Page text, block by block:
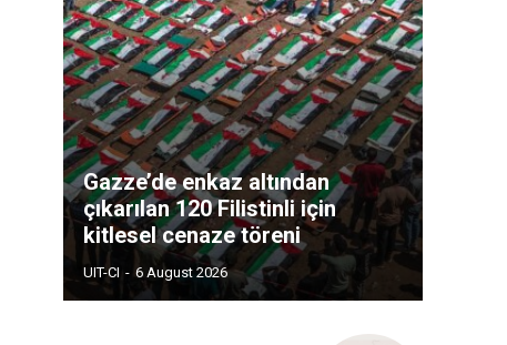
Gazze’de enkaz altından
çıkarılan 120 Filistinli için
kitlesel cenaze töreni
UIT-CI - 6 August 2026